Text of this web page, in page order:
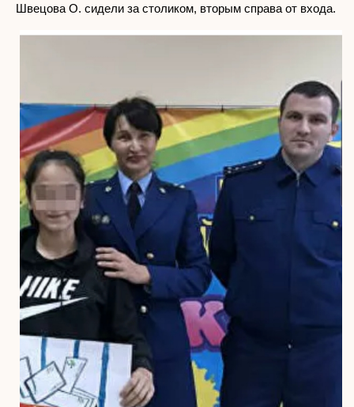
Швецова О. сидели за столиком, вторым справа от входа.